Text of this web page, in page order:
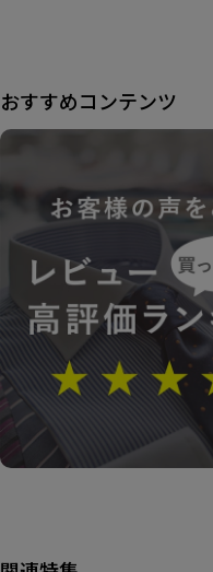
おすすめコンテンツ